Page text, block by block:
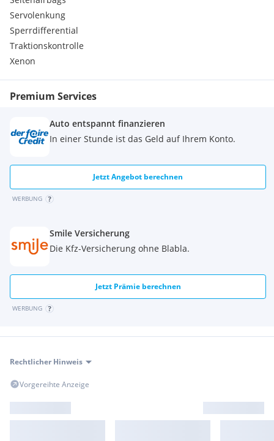
Mitteldifferenzialsperre, elektrisch
Park Distance Control (PDC), vorne
Umklappbare Rücksitzbank (65:35)
Servolenkung
Sperrdifferential
Traktionskontrolle
Xenon
Premium Services
Auto entspannt finanzieren
In einer Stunde ist das Geld auf Ihrem Konto.
Jetzt Angebot berechnen
WERBUNG
Smile Versicherung
Die Kfz-Versicherung ohne Blabla.
Jetzt Prämie berechnen
WERBUNG
Rechtlicher Hinweis
Vorgereihte Anzeige